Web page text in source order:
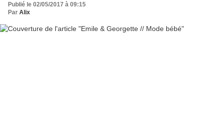
Publié le 02/05/2017 à 09:15
Par Alix